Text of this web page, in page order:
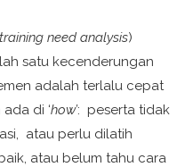
training need analysis)
satu kecenderungan
adalah terlalu cepat
di ‘how’: peserta tidak
atau perlu dilatih
atau belum tahu cara